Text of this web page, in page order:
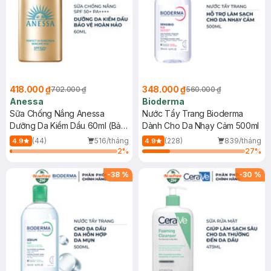
418.000 ₫702.000 ₫
Anessa
Sữa Chống Nắng Anessa
Dưỡng Da Kiềm Dầu 60ml (Bản
Mới)
4.9 (44)
516/tháng
2%
348.000 ₫560.000 ₫
Bioderma
Nước Tẩy Trang Bioderma
Dành Cho Da Nhạy Cảm 500ml
4.9 (228)
839/tháng
27%
-38 % -30 %